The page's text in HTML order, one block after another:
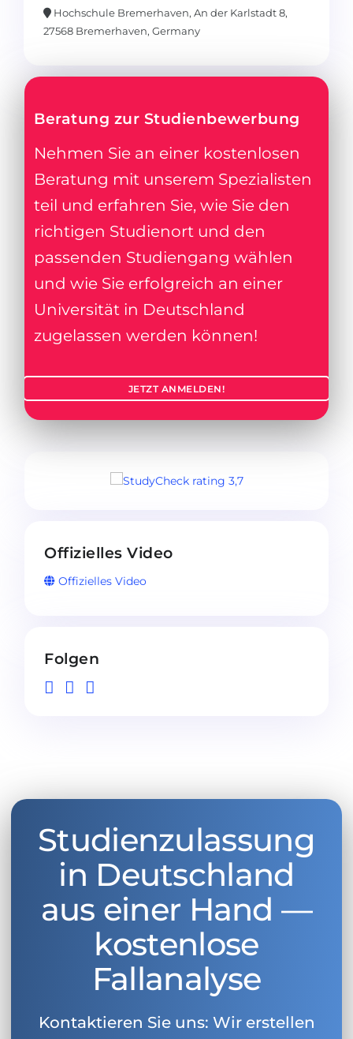
Hochschule Bremerhaven, An der Karlstadt 8,
27568 Bremerhaven, Germany
Beratung zur Studienbewerbung
Nehmen Sie an einer kostenlosen
Beratung mit unserem Spezialisten
teil und erfahren Sie, wie Sie den
richtigen Studienort und den
passenden Studiengang wählen
und wie Sie erfolgreich an einer
Universität in Deutschland
zugelassen werden können!
JETZT ANMELDEN!
Offizielles Video
Offizielles Video
Folgen
Studienzulassung
in Deutschland
aus einer Hand —
kostenlose
Fallanalyse
Kontaktieren Sie uns: Wir erstellen